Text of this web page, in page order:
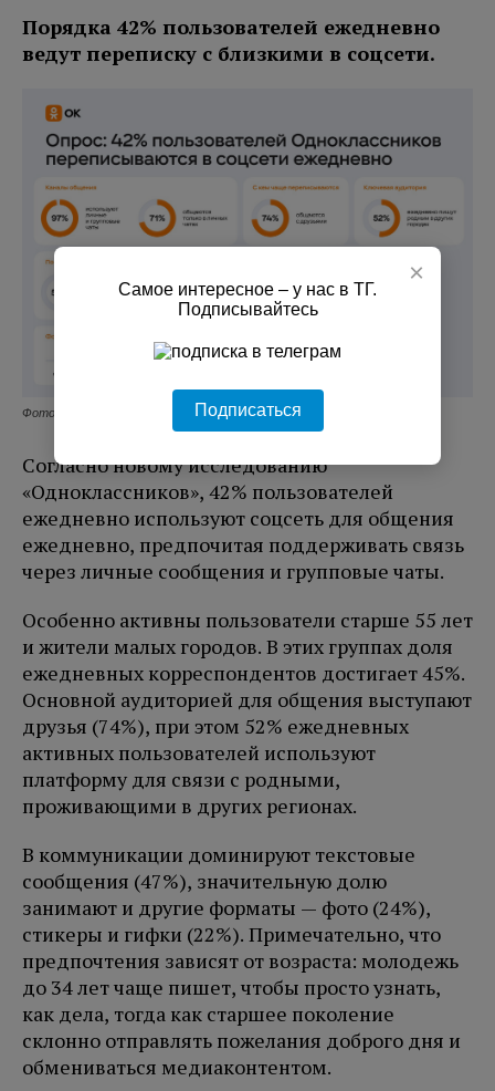
Порядка 42% пользователей ежедневно
ведут переписку с близкими в соцсети.
Фото: соцсеть Одноклассники
Согласно новому исследованию
«Одноклассников», 42% пользователей
ежедневно используют соцсеть для общения
ежедневно, предпочитая поддерживать связь
через личные сообщения и групповые чаты.
Особенно активны пользователи старше 55 лет
и жители малых городов. В этих группах доля
ежедневных корреспондентов достигает 45%.
Основной аудиторией для общения выступают
друзья (74%), при этом 52% ежедневных
активных пользователей используют
платформу для связи с родными,
проживающими в других регионах.
В коммуникации доминируют текстовые
сообщения (47%), значительную долю
занимают и другие форматы — фото (24%),
стикеры и гифки (22%). Примечательно, что
предпочтения зависят от возраста: молодежь
до 34 лет чаще пишет, чтобы просто узнать,
как дела, тогда как старшее поколение
склонно отправлять пожелания доброго дня и
обмениваться медиаконтентом.
×
Самое интересное – у нас в ТГ.
Подписывайтесь
Подписаться